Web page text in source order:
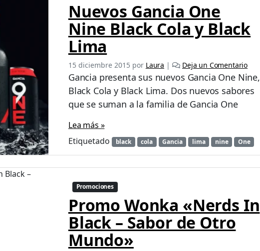
Nuevos Gancia One
Nine Black Cola y Black
Lima
15 diciembre 2015 por Laura | Deja un Comentario
Gancia presenta sus nuevos Gancia One Nine,
Black Cola y Black Lima. Dos nuevos sabores
que se suman a la familia de Gancia One
Lea más »
Etiquetado
black cola Gancia lima nine One
Promociones
Promo Wonka «Nerds In
Black – Sabor de Otro
Mundo»